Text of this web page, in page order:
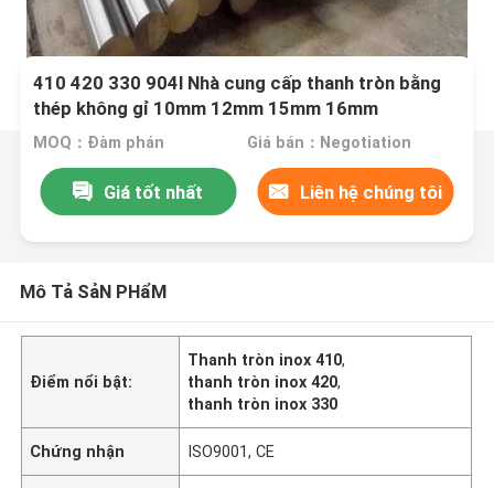
410 420 330 904l Nhà cung cấp thanh tròn bằng
thép không gỉ 10mm 12mm 15mm 16mm
MOQ：Đàm phán Giá bán：Negotiation
Giá tốt nhất Liên hệ chúng tôi
Mô Tả SảN PHẩM
Điểm nổi bật:
Thanh tròn inox 410,
thanh tròn inox 420,
thanh tròn inox 330
Chứng nhận ISO9001, CE